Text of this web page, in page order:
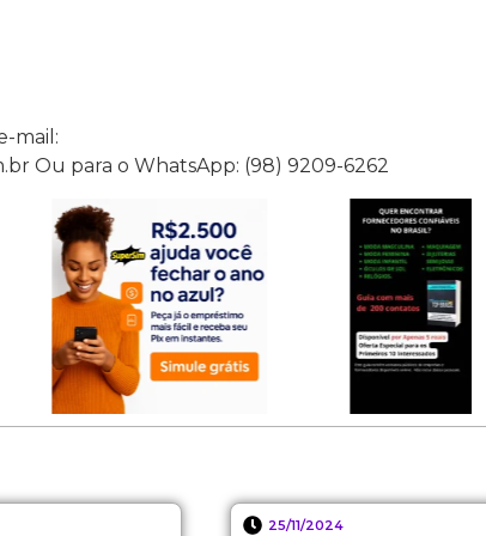
mail:
Ou para o WhatsApp: (98) 9209-6262
25/11/2024